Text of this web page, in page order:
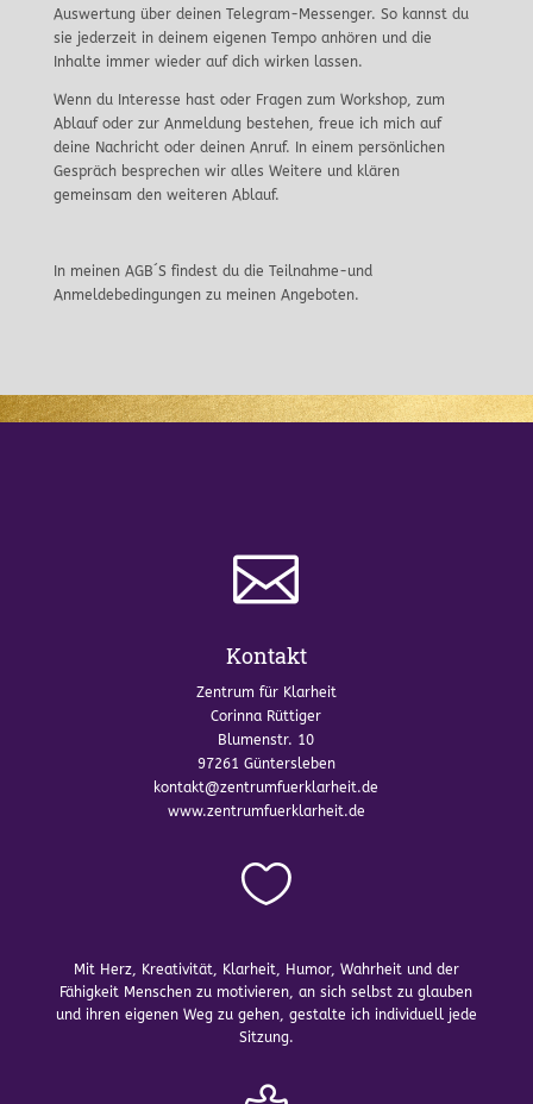
Auswertung über deinen Telegram-Messenger. So kannst du
sie jederzeit in deinem eigenen Tempo anhören und die
Inhalte immer wieder auf dich wirken lassen.
Wenn du Interesse hast oder Fragen zum Workshop, zum
Ablauf oder zur Anmeldung bestehen, freue ich mich auf
deine Nachricht oder deinen Anruf. In einem persönlichen
Gespräch besprechen wir alles Weitere und klären
gemeinsam den weiteren Ablauf.
In meinen AGB´S findest du die Teilnahme-und
Anmeldebedingungen zu meinen Angeboten.

Kontakt
Zentrum für Klarheit
Corinna Rüttiger
Blumenstr. 10
97261 Güntersleben
kontakt@zentrumfuerklarheit.de
www.zentrumfuerklarheit.de

Mit Herz, Kreativität, Klarheit, Humor, Wahrheit und der
Fähigkeit Menschen zu motivieren, an sich selbst zu glauben
und ihren eigenen Weg zu gehen, gestalte ich individuell jede
Sitzung.